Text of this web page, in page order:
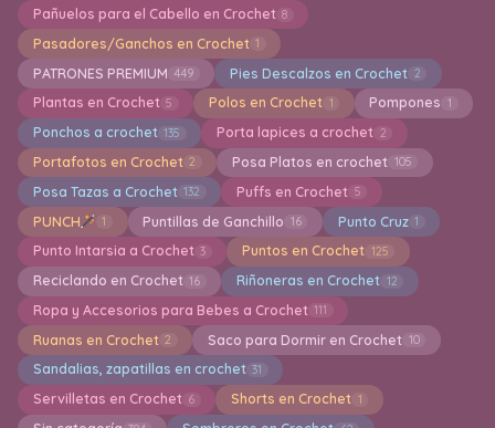
Pañuelos para el Cabello en Crochet 8
Pasadores/Ganchos en Crochet 1
PATRONES PREMIUM 449 Pies Descalzos en Crochet 2
Plantas en Crochet 5 Polos en Crochet 1 Pompones 1
Ponchos a crochet 135 Porta lapices a crochet 2
Portafotos en Crochet 2 Posa Platos en crochet 105
Posa Tazas a Crochet 132 Puffs en Crochet 5
PUNCH 1 Puntillas de Ganchillo 16 Punto Cruz 1
Punto Intarsia a Crochet 3 Puntos en Crochet 125
Reciclando en Crochet 16 Riñoneras en Crochet 12
Ropa y Accesorios para Bebes a Crochet 111
Ruanas en Crochet 2 Saco para Dormir en Crochet 10
Sandalias, zapatillas en crochet 31
Servilletas en Crochet 6 Shorts en Crochet 1